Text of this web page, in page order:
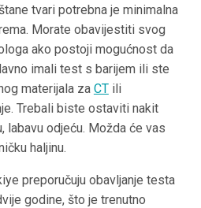
tvari potrebna je minimalna
Morate obavijestiti svog
ako postoji mogućnost da
imali test s barijem ili ste
materijala za CTili
Trebali biste ostaviti nakit
labavu odjeću. Možda će vas
haljinu.
preporučuju obavljanje testa
godine, što je trenutno